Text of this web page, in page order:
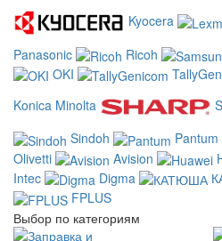
Kyocera
Panasonic
Ricoh
OKI
Konica Minolta
Sindoh
Pantum
Olivetti
Avision
Intec
Digma
FPLUS
Выбор по категориям